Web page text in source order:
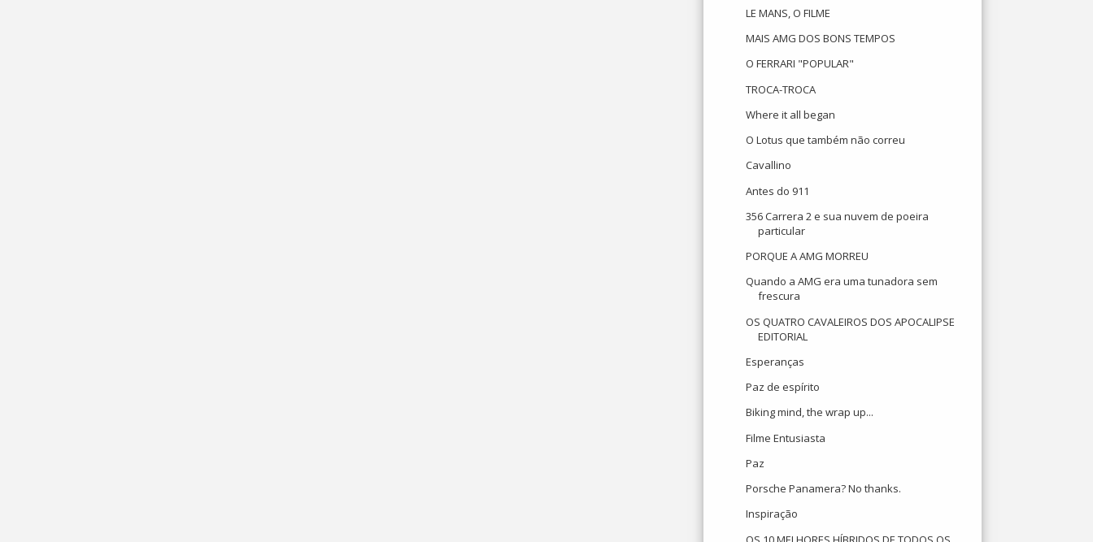
LE MANS, O FILME
MAIS AMG DOS BONS TEMPOS
O FERRARI "POPULAR"
TROCA-TROCA
Where it all began
O Lotus que também não correu
Cavallino
Antes do 911
356 Carrera 2 e sua nuvem de poeira
particular
PORQUE A AMG MORREU
Quando a AMG era uma tunadora sem
frescura
OS QUATRO CAVALEIROS DOS APOCALIPSE
EDITORIAL
Esperanças
Paz de espírito
Biking mind, the wrap up...
Filme Entusiasta
Paz
Porsche Panamera? No thanks.
Inspiração